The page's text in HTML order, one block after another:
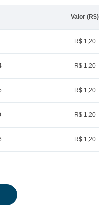
Valor (R$)
R$ 1,20
R$ 1,20
R$ 1,20
R$ 1,20
R$ 1,20